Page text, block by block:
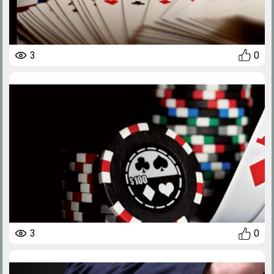
3 0
3 0